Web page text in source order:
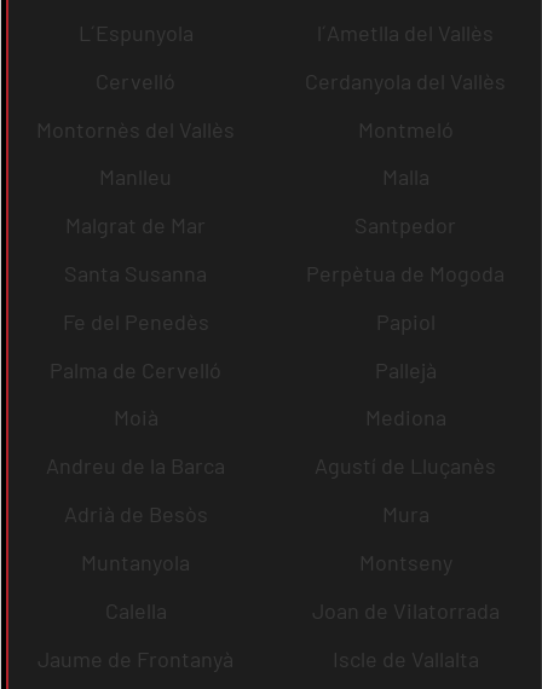
L´Espunyola
l´Ametlla del Vallès
Cervelló
Cerdanyola del Vallès
Montornès del Vallès
Montmeló
Manlleu
Malla
Malgrat de Mar
Santpedor
Santa Susanna
Perpètua de Mogoda
Fe del Penedès
Papiol
Palma de Cervelló
Pallejà
Moià
Mediona
Andreu de la Barca
Agustí de Lluçanès
Adrià de Besòs
Mura
Muntanyola
Montseny
Calella
Joan de Vilatorrada
Jaume de Frontanyà
Iscle de Vallalta